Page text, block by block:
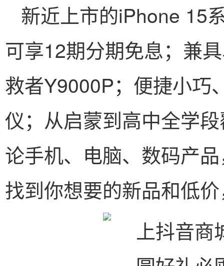
新近上市的iPhone 15
可享12期分期免息；兼
救者Y9000P；便捷小巧
仪；从启蒙到高中全学
论手机、电脑、数码产
找到你想要的新品和低